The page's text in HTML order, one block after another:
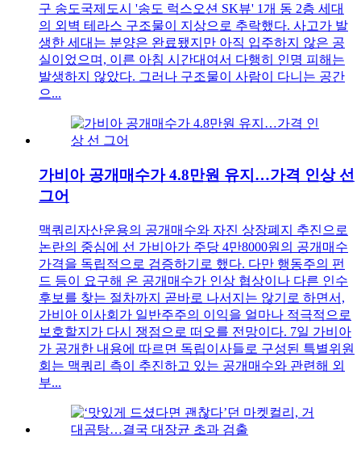
구 송도국제도시 '송도 럭스오션 SK뷰' 1개 동 2층 세대
의 외벽 테라스 구조물이 지상으로 추락했다. 사고가 발
생한 세대는 분양은 완료됐지만 아직 입주하지 않은 공
실이었으며, 이른 아침 시간대여서 다행히 인명 피해는
발생하지 않았다. 그러나 구조물이 사람이 다니는 공간
으...
가비아 공개매수가 4.8만원 유지…가격 인상 선
그어
맥쿼리자산운용의 공개매수와 자진 상장폐지 추진으로
논란의 중심에 선 가비아가 주당 4만8000원의 공개매수
가격을 독립적으로 검증하기로 했다. 다만 행동주의 펀
드 등이 요구해 온 공개매수가 인상 협상이나 다른 인수
후보를 찾는 절차까지 곧바로 나서지는 않기로 하면서,
가비아 이사회가 일반주주의 이익을 얼마나 적극적으로
보호할지가 다시 쟁점으로 떠오를 전망이다. 7일 가비아
가 공개한 내용에 따르면 독립이사들로 구성된 특별위원
회는 맥쿼리 측이 추진하고 있는 공개매수와 관련해 외
부...